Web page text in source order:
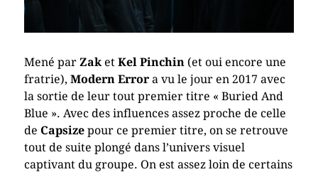
Mené par Zaket Kel Pinchin(et oui encore une
fratrie), Modern Errora vu le jour en 2017 avec
la sortie de leur tout premier titre « Buried And
Blue ». Avec des influences assez proche de celle
de Capsizepour ce premier titre, on se retrouve
tout de suite plongé dans l’univers visuel
captivant du groupe. On est assez loin de certains